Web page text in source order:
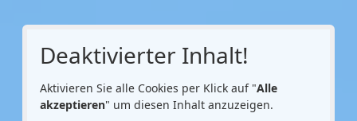
Deaktivierter Inhalt!
Aktivieren Sie alle Cookies per Klick auf "Alle
akzeptieren" um diesen Inhalt anzuzeigen.